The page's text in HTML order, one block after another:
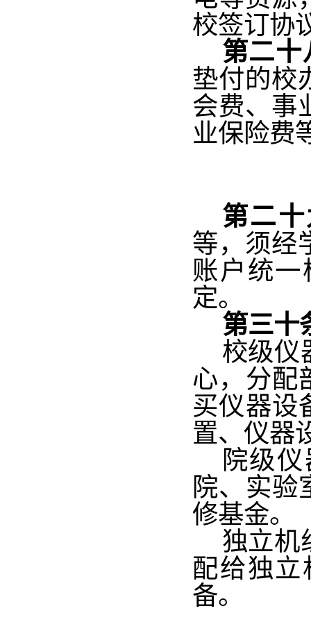
校签订协
第二十
垫付的校
会费、事
业保险费
第二
等，须经
账户统
定。
第三十
校级仪
心，分配
买仪器设
置、仪器
院级
院、实验
修基金。
独立机
配给独
备。